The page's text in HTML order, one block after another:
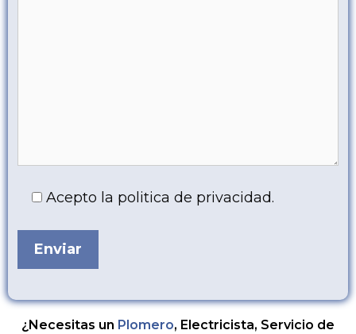
Acepto la politica de privacidad.
¿Necesitas un Plomero, Electricista, Servicio de